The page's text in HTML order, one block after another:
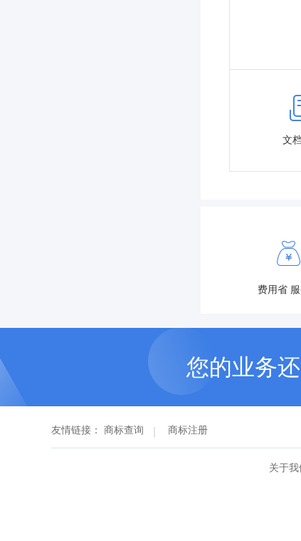
文
费用省
您的业务
友情链接： 商标查询 商标注册
关于我